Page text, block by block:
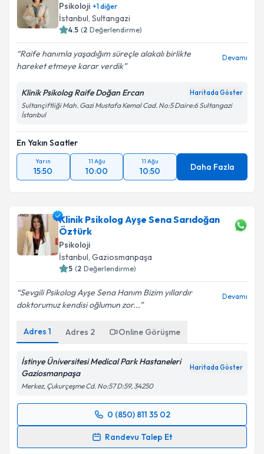
E-posta Adresiniz
Kişisel verilerimin işlenmesine ilişkin
kapsamda işlenmesini kabul ediyorum.
Takvim Talebini Gönder
Psikoloji +1diğer
İstanbul, Sultangazi
4.5 (2 Değerlendirme)
Raife hanımla yaşadığım süreçle alakalı birlikte
hareket etmeye karar verdik
Devamı
Klinik Psikolog Raife Doğan Ercan Haritada Göster
Sultançiftliği Mah. Gazi Mustafa Kemal Cad. No:5 Daire:6 Sultangazi
İstanbul
En Yakın Saatler
Yarın
15:50
11 Ağu
10:00
11 Ağu
10:50 Daha Fazla
Klinik Psikolog Ayşe Sena Sarıdoğan
Öztürk
Psikoloji
İstanbul, Gaziosmanpaşa
5 (2 Değerlendirme)
Sevgili Psikolog Ayşe Sena Hanım Bizim yıllardır
doktorumuz kendisi oğlumun zor...
Devamı
Adres 1 Adres 2 Online Görüşme
İstinye Üniversitesi Medical Park Hastaneleri
Gaziosmanpaşa
Haritada Göster
Merkez, Çukurçeşme Cd. No:57 D:59, 34250
0 (850) 811 35 02
Randevu Talep Et
Randevu Takvimi Talebi